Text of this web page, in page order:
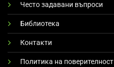
Често задавани въпроси
Библиотека
Контакти
Политика на поверителност